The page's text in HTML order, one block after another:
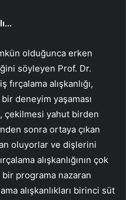
olduğunca erken
söyleyen Prof. Dr.
alışkanlığı,
deneyim yaşaması
çekilmesi yahut birden
sonra ortaya çıkan
oluyorlar ve dişlerini
alışkanlığının çok
programa nazaran
alışkanlıkları birinci süt